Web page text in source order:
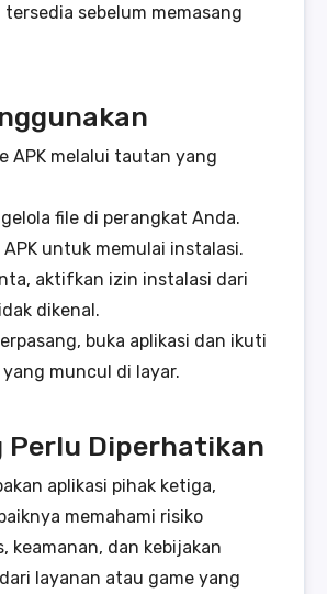
sebelum memasang
APK melalui tautan yang
file di perangkat Anda.
APK untuk memulai instalasi.
aktifkan izin instalasi dari
dikenal.
buka aplikasi dan ikuti
muncul di layar.
Perlu Diperhatikan
aplikasi pihak ketiga,
memahami risiko
keamanan, dan kebijakan
layanan atau game yang